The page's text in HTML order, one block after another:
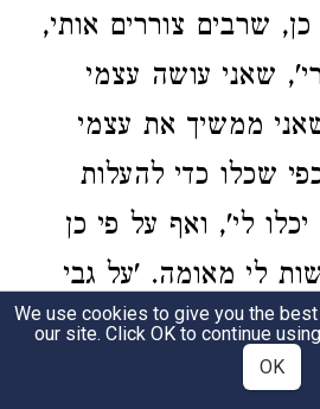
שרבים צוררים אותי,
שאני עושה עצמי
ממשיך את עצמי
שכלו כדי להעלות
לי', ואף על פי כן
לי מאומה. 'על גבי
אף שחושבים מחשבות
בזה הם עושים
We use cookies to give you the
our site. Click OK to continue
OK